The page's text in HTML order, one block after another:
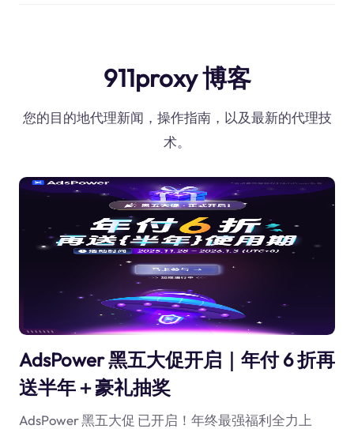
911proxy 博客
您的目的地代理新闻，操作指南，以及最新的代理技
术。
AdsPower 黑五大促开启｜年付 6 折再
送半年＋豪礼抽奖
AdsPower 黑五大促 已开启！年终最强福利全力上